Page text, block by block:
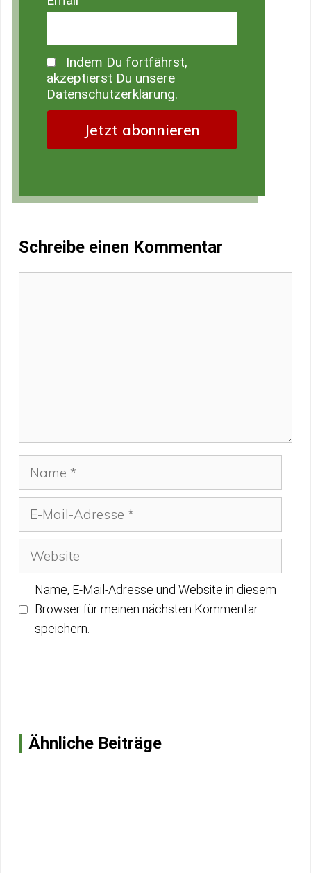
Indem Du fortfährst,
akzeptierst Du unsere
Datenschutzerklärung.
Schreibe einen Kommentar
Name
Website
Name, E-Mail-Adresse und Website in diesem
Browser für meinen nächsten Kommentar
speichern.
Ähnliche Beiträge